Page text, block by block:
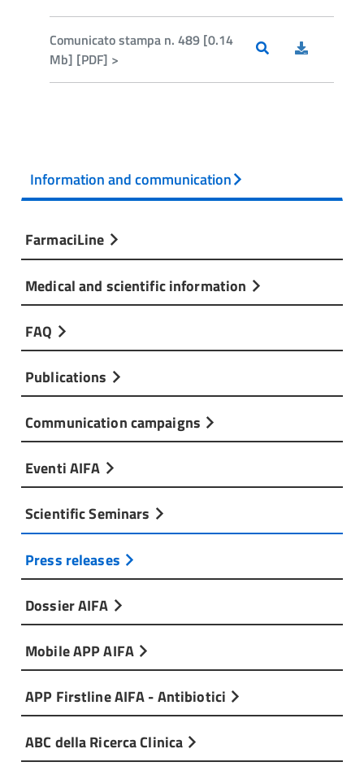
Comunicato stampa n. 489 [0.14
Mb] [PDF] >
Information and communication
FarmaciLine
Medical and scientific information
FAQ
Publications
Communication campaigns
Eventi AIFA
Scientific Seminars
Press releases
Dossier AIFA
Mobile APP AIFA
APP Firstline AIFA - Antibiotici
ABC della Ricerca Clinica